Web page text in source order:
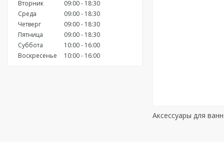
Вторник
09:00
18:30
Среда
09:00
18:30
Четверг
09:00
18:30
Пятница
09:00
18:30
Суббота
10:00
16:00
Воскресенье
10:00 16:00
Аксессуары для